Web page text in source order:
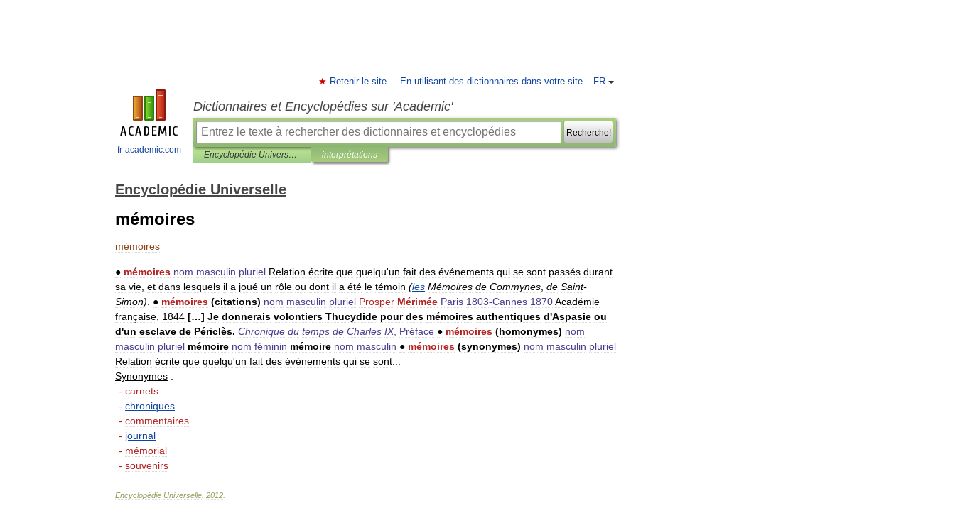
fr-academic.com
FR
Retenir le site En utilisant des dictionnaires dans votre site
Dictionnaires et Encyclopédies sur 'Academic'
Recherche!
Encyclopédie Universelle interprétations
Encyclopédie Universelle
mémoires
mémoires
● mémoires nom masculin pluriel Relation écrite que quelqu'un fait des événements qui se sont passés durant
sa vie et dans lesquels il a joué un rôle ou dont il a été le témoin (les Mémoires de Commynes de Saint-
Simon) ● mémoires (citations) nom masculin pluriel Prosper Mérimée Paris 1803-Cannes 1870Académie
française 1844 […] Je donnerais volontiers Thucydide pour des mémoires authentiques d'Aspasie ou
d'un esclave de Périclès. Chronique du temps de Charles IX, Préface ● mémoires (homonymes) nom
masculin pluriel mémoire nom féminin mémoire nom masculin ● mémoires (synonymes) nom masculin pluriel
Relation écrite que quelqu'un fait des événements qui se sont
Synonymes :
- carnets
- chroniques
- commentaires
- journal
- mémorial
- souvenirs
Encyclopédie Universelle 2012